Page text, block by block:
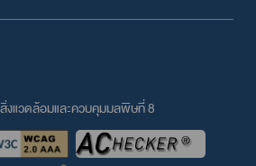
งแวดล้อมและควบคุมมลพิษที่ 8